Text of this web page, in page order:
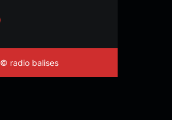
© radio balises